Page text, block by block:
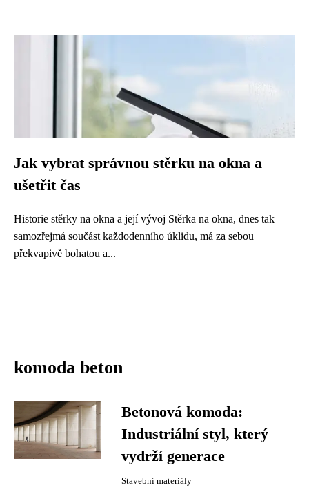
Jak vybrat správnou stěrku na okna a
ušetřit čas
Historie stěrky na okna a její vývoj Stěrka na okna, dnes tak
samozřejmá součást každodenního úklidu, má za sebou
překvapivě bohatou a...
komoda beton
Betonová komoda:
Industriální styl, který
vydrží generace
Stavební materiály